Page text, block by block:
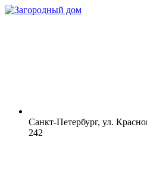
Санкт-Петербург, ул.
242